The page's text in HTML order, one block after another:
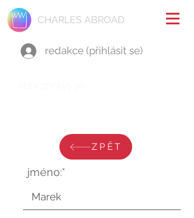
CHARLES ABROAD
redakce (přihlásit se)
ZPĚT
jméno:*